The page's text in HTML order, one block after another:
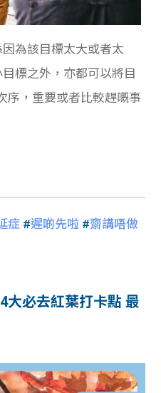
為該目標太大或者太
標之外，亦都可以將目
序，重要或者比較趕嘅事
症 #遲啲先啦 #齋講唔做
大必去紅葉打卡點 最